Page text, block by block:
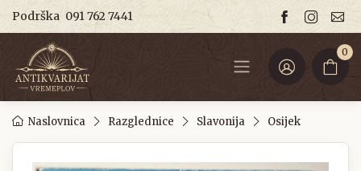
Podrška 091 762 7441
0
Naslovnica Razglednice Slavonija Osijek